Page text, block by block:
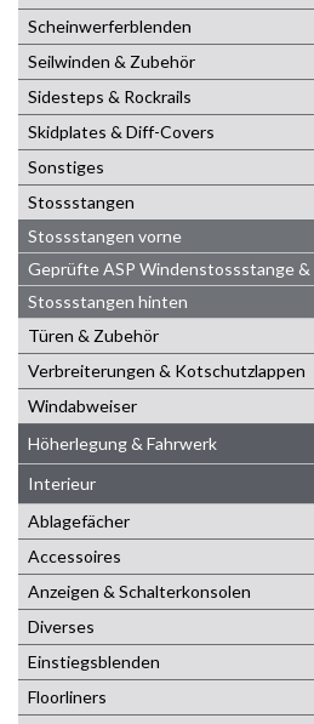
Scheinwerferblenden
Seilwinden & Zubehör
Sidesteps & Rockrails
Skidplates & Diff-Covers
Sonstiges
Stossstangen
Stossstangen vorne
Geprüfte ASP Windenstossstange
Stossstangen hinten
Türen & Zubehör
Verbreiterungen & Kotschutzlappen
Windabweiser
Höherlegung & Fahrwerk
Interieur
Ablagefächer
Accessoires
Anzeigen & Schalterkonsolen
Diverses
Einstiegsblenden
Floorliners